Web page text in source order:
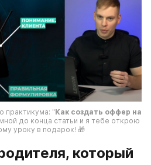
практикума: "Как создать оффер на
до конца статьи и я тебе открою
уроку в подарок! 🎁
который